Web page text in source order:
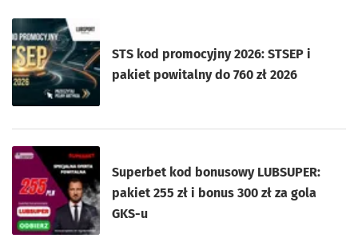
STS kod promocyjny 2026: STSEP i
pakiet powitalny do 760 zł 2026
Superbet kod bonusowy LUBSUPER:
pakiet 255 zł i bonus 300 zł za gola
GKS-u